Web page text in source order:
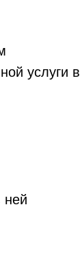
услуги в
ней